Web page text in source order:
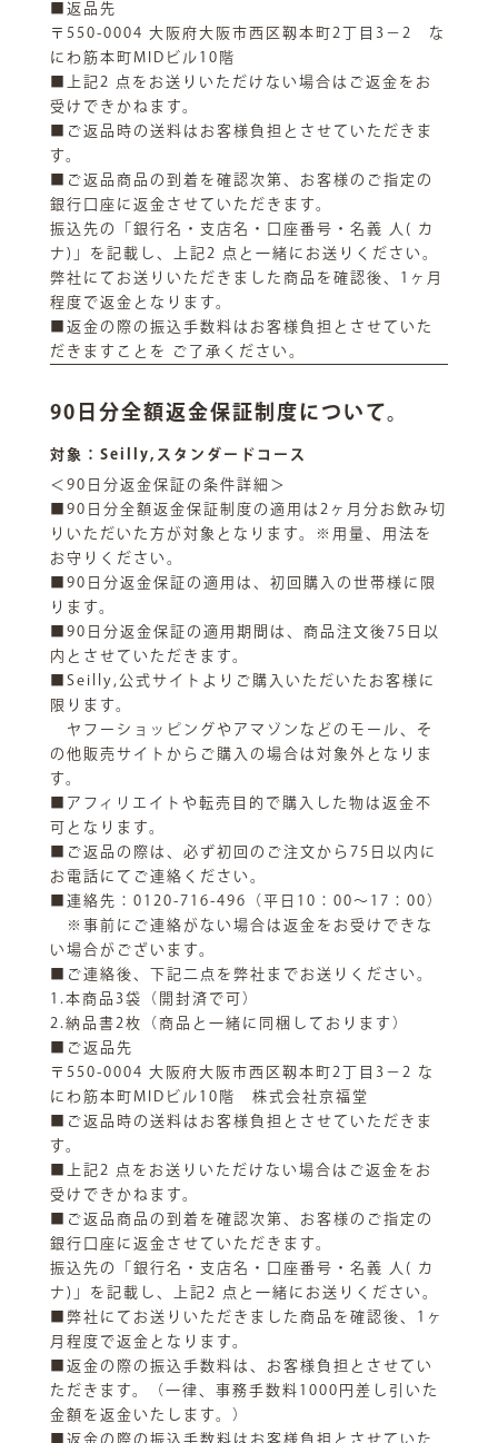
■返品先
〒550-0004 大阪府大阪市西区靱本町2丁目3−2 な
にわ筋本町MIDビル10階
■上記2 点をお送りいただけない場合はご返金をお
受けできかねます。
■ご返品時の送料はお客様負担とさせていただきま
す。
■ご返品商品の到着を確認次第、お客様のご指定の
銀行口座に返金させていただきます。
振込先の「銀行名・支店名・口座番号・名義 人( カ
ナ)」を記載し、上記2 点と一緒にお送りください。
弊社にてお送りいただきました商品を確認後、1ヶ月
程度で返金となります。
■返金の際の振込手数料はお客様負担とさせていた
だきますことを ご了承ください。
90日分全額返金保証制度について。
対象：Seilly,スタンダードコース
＜90日分返金保証の条件詳細＞
■90日分全額返金保証制度の適用は2ヶ月分お飲み切
りいただいた方が対象となります。※用量、用法を
お守りください。
■90日分返金保証の適用は、初回購入の世帯様に限
ります。
■90日分返金保証の適用期間は、商品注文後75日以
内とさせていただきます。
■Seilly,公式サイトよりご購入いただいたお客様に
限ります。
ヤフーショッピングやアマゾンなどのモール、そ
の他販売サイトからご購入の場合は対象外となりま
す。
■アフィリエイトや転売目的で購入した物は返金不
可となります。
■ご返品の際は、必ず初回のご注文から75日以内に
お電話にてご連絡ください。
■連絡先：0120-716-496（平日10：00～17：00）
※事前にご連絡がない場合は返金をお受けできな
い場合がございます。
■ご連絡後、下記二点を弊社までお送りください。
1.本商品3袋（開封済で可）
2.納品書2枚（商品と一緒に同梱しております）
■ご返品先
〒550-0004 大阪府大阪市西区靱本町2丁目3−2 な
にわ筋本町MIDビル10階 株式会社京福堂
■ご返品時の送料はお客様負担とさせていただきま
す。
■上記2 点をお送りいただけない場合はご返金をお
受けできかねます。
■ご返品商品の到着を確認次第、お客様のご指定の
銀行口座に返金させていただきます。
振込先の「銀行名・支店名・口座番号・名義 人( カ
ナ)」を記載し、上記2 点と一緒にお送りください。
■弊社にてお送りいただきました商品を確認後、1ヶ
月程度で返金となります。
■返金の際の振込手数料は、お客様負担とさせてい
ただきます。（一律、事務手数料1000円差し引いた
金額を返金いたします。）
■返金の際の振込手数料はお客様負担とさせていた